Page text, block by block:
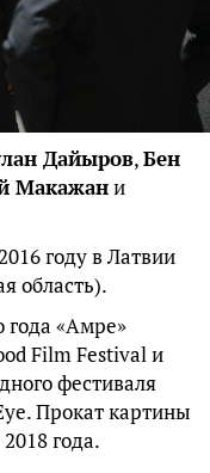
Дайыров,Бен
Макажани
году в Латвии
область).
«Амре»
Film Festival и
фестиваля
Прокат картины
года.